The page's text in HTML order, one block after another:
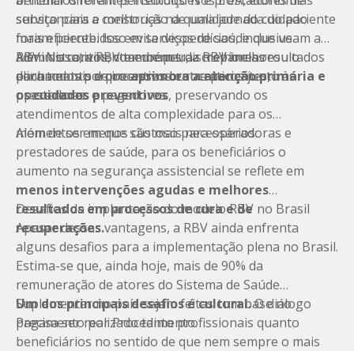
serviço para a construção de uma jornada do paciente
mais eficiente. Isso evita desperdícios, inclusive
administrativos, com menos discrepâncias
documentais e processos burocráticos junto às
operadoras.
substanciais e melhorias na qualidade do cuidado
foram percebidos em serviços de saúde que usam a
RBV. No continente europeu, a RBV melhorou o
alinhamento de incentivos entre pacientes,
prestadores e pagadores.
Além disso, a RBV também traz melhores resultados
para todos porqueaprimora a atenção primária e
os cuidados preventivos, preservando os
atendimentos de alta complexidade para os
momentos em que são mais necessários.
Além de ser menos custoso para operadoras e
prestadores de saúde, para os beneficiários o
aumento na segurança assistencial se reflete em
menos intervenções agudas e melhores
resultados em processos de cura e de
recuperações.
Desafios da implantação do modelo RBV no Brasil
Apesar dessas vantagens, a RBV ainda enfrenta
alguns desafios para a implementação plena no Brasil.
Estima-se que, ainda hoje, mais de 90% da
remuneração de atores do Sistema de Saúde
Suplementar no país sejam feitas com base no
Pagamento por Procedimento.
Um dos principais desafios é cultural.O diálogo
precisa ser realizado tanto profissionais quanto
beneficiários no sentido de que nem sempre o mais